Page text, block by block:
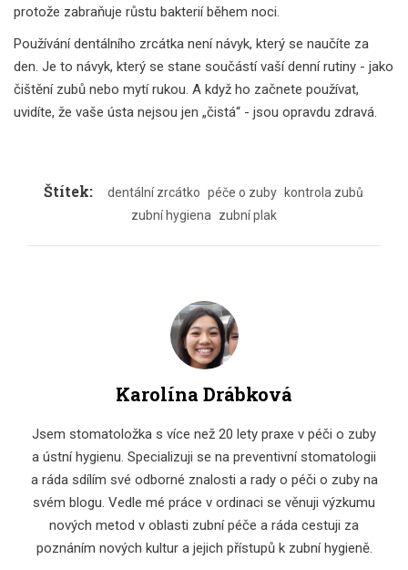
protože zabraňuje růstu bakterií během noci.
Používání dentálního zrcátka není návyk, který se naučíte za
den. Je to návyk, který se stane součástí vaší denní rutiny - jako
čištění zubů nebo mytí rukou. A když ho začnete používat,
uvidíte, že vaše ústa nejsou jen „čistá“ - jsou opravdu zdravá.
Štítek: dentální zrcátko péče o zuby
kontrola zubů
zubní hygiena zubní plak
Karolína Drábková
Jsem stomatoložka s více než 20 lety praxe v péči o zuby
a ústní hygienu. Specializuji se na preventivní stomatologii
a ráda sdílím své odborné znalosti a rady o péči o zuby na
svém blogu. Vedle mé práce v ordinaci se věnuji výzkumu
nových metod v oblasti zubní péče a ráda cestuji za
poznáním nových kultur a jejich přístupů k zubní hygieně.